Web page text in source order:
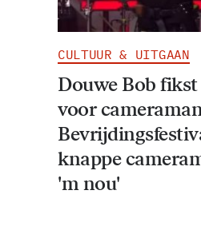
CULTUUR & UITGAAN
Douwe Bob
voor
knappe
'm nou'